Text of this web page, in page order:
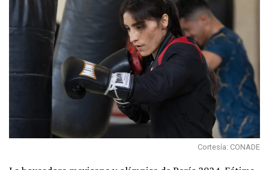
Cortesía: CONADE